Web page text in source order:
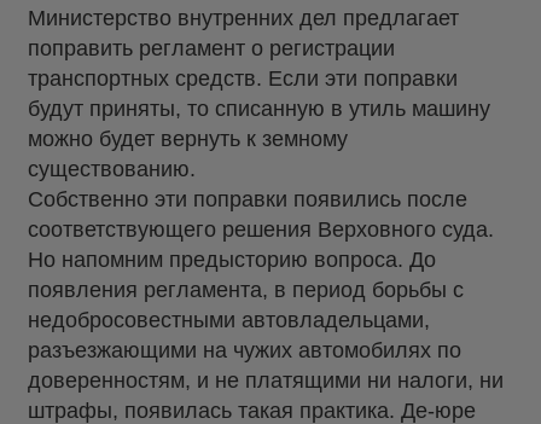
Министерство внутренних дел предлагает
поправить регламент о регистрации
транспортных средств. Если эти поправки
будут приняты, то списанную в утиль машину
можно будет вернуть к земному
существованию.
Собственно эти поправки появились после
соответствующего решения Верховного суда.
Но напомним предысторию вопроса. До
появления регламента, в период борьбы с
недобросовестными автовладельцами,
разъезжающими на чужих автомобилях по
доверенностям, и не платящими ни налоги, ни
штрафы, появилась такая практика. Де-юре